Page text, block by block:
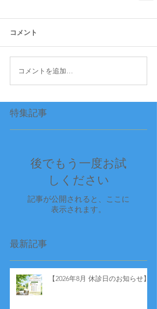
コメント
コメントを追加…
特集記事
後でもう一度お試
しください
記事が公開されると、ここに
表示されます。
最新記事
【2026年8月 休診日のお知らせ】